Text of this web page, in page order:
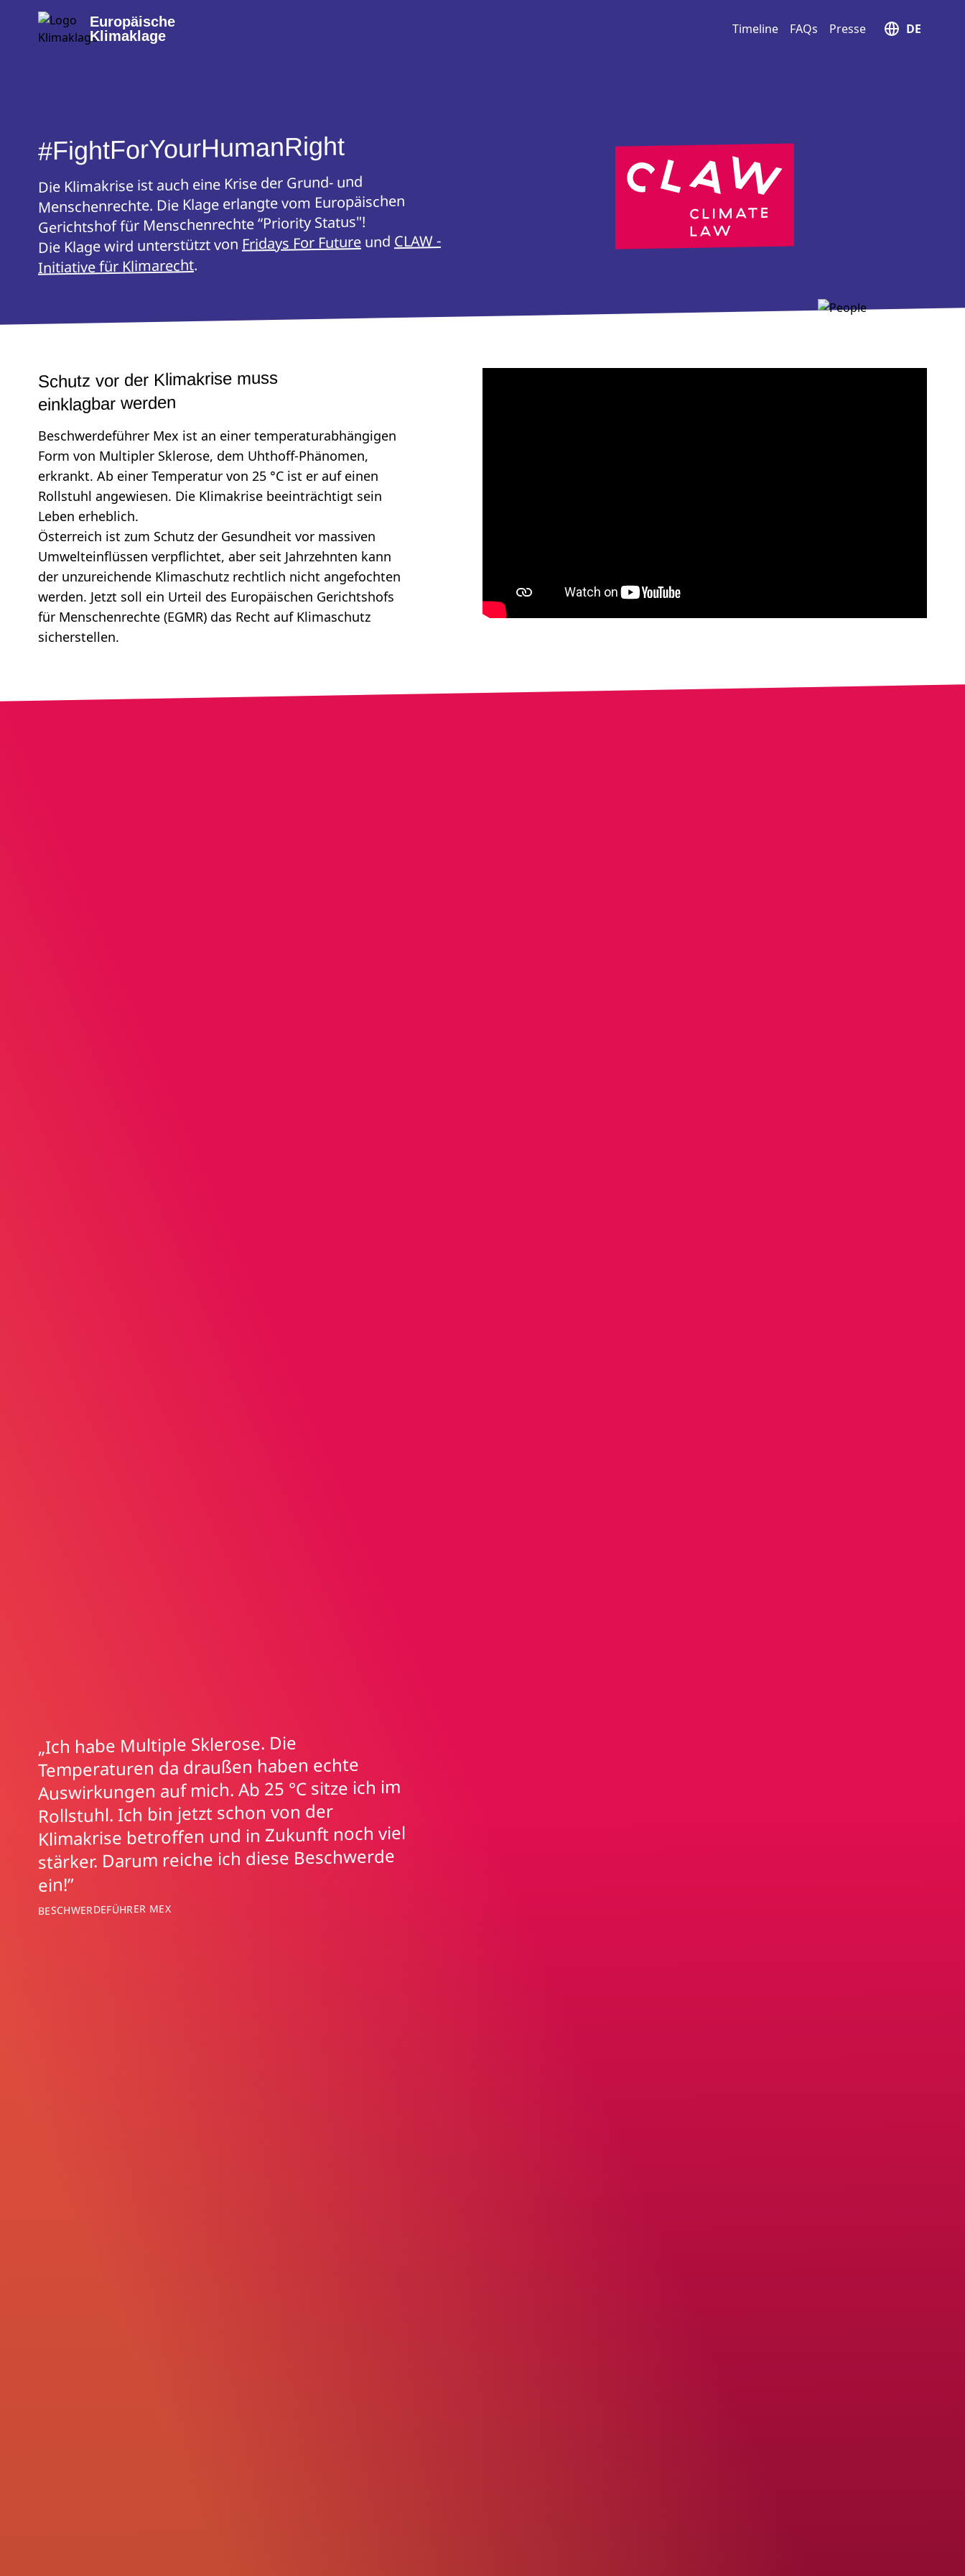
Europäische
Klimaklage
Timeline FAQs Presse DE
#FightForYourHumanRight
Die Klimakrise ist auch eine Krise der Grund- und
Menschenrechte. Die Klage erlangte vom Europäischen
Gerichtshof für Menschenrechte “Priority Status"!
Die Klage wird unterstützt von Fridays For Futureund CLAW -
Initiative für Klimarecht.
Schutz vor der Klimakrise muss
einklagbar werden
Beschwerdeführer Mex ist an einer temperaturabhängigen
Form von Multipler Sklerose, dem Uhthoff-Phänomen,
erkrankt. Ab einer Temperatur von 25 °C ist er auf einen
Rollstuhl angewiesen. Die Klimakrise beeinträchtigt sein
Leben erheblich.
Österreich ist zum Schutz der Gesundheit vor massiven
Umwelteinflüssen verpflichtet, aber seit Jahrzehnten kann
der unzureichende Klimaschutz rechtlich nicht angefochten
werden. Jetzt soll ein Urteil des Europäischen Gerichtshofs
für Menschenrechte (EGMR) das Recht auf Klimaschutz
sicherstellen.
„Ich habe Multiple Sklerose. Die
Temperaturen da draußen haben echte
Auswirkungen auf mich. Ab 25 °C sitze ich im
Rollstuhl. Ich bin jetzt schon von der
Klimakrise betroffen und in Zukunft noch viel
stärker. Darum reiche ich diese Beschwerde
ein!”
BESCHWERDEFÜHRER MEX